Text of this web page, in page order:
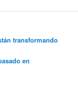
transformando
en